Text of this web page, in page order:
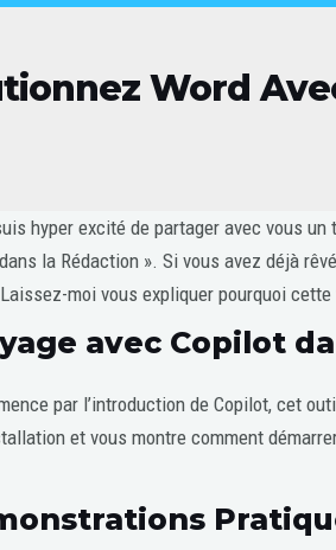
Word
hyper excité de partager avec vous
la Rédaction ». Si vous avez déjà
moi vous expliquer pourquoi
avec Copilot
par l’introduction de Copilot, cet
et vous montre comment